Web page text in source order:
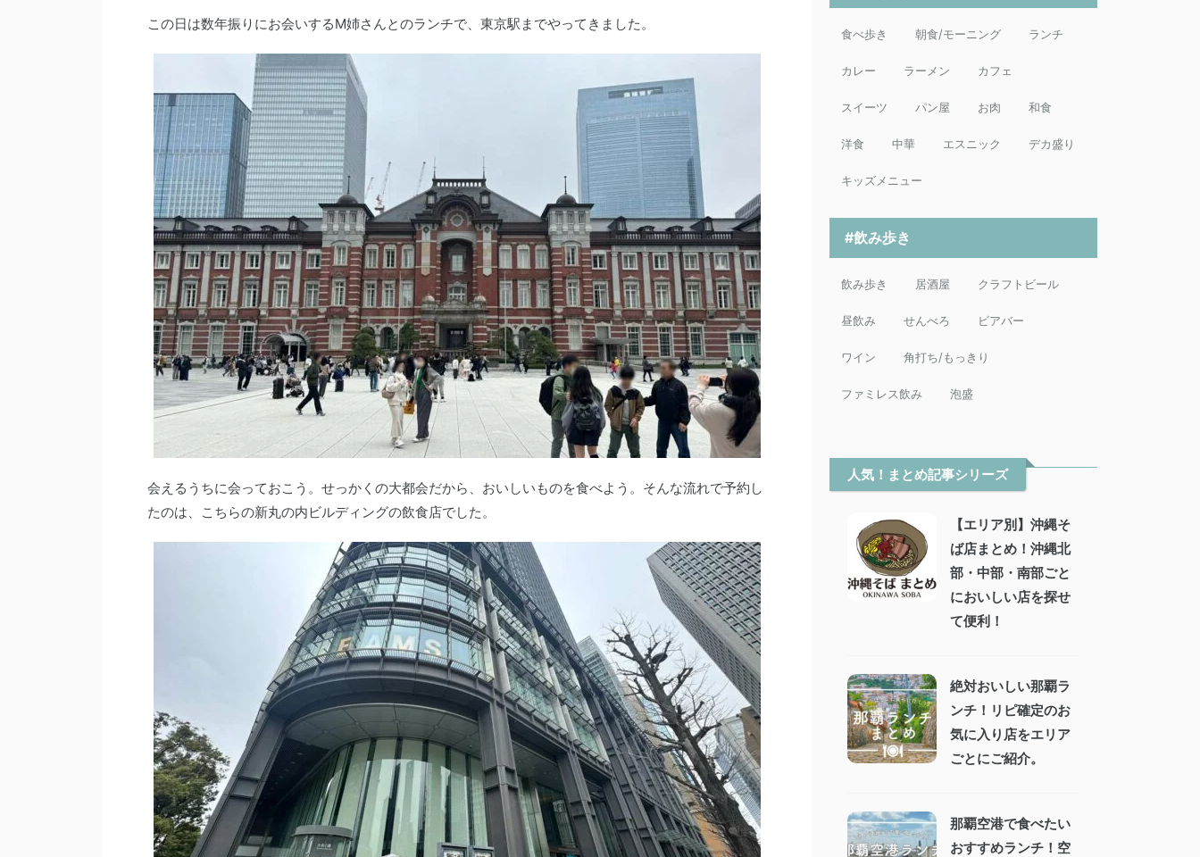
この日は数年振りにお会いするM姉さんとのランチで、東京駅までやってきました。
会えるうちに会っておこう。せっかくの大都会だから、おいしいものを食べよう。そんな流れで予約し
たのは、こちらの新丸の内ビルディングの飲食店でした。
食べ歩き 朝食/モーニング ランチ
カレー ラーメン カフェ
スイーツ パン屋 お肉 和食
洋食 中華 エスニック デカ盛り
キッズメニュー
#飲み歩き
飲み歩き 居酒屋 クラフトビール
昼飲み せんべろ ビアバー
ワイン 角打ち/もっきり
ファミレス飲み 泡盛
人気！まとめ記事シリーズ
【エリア別】沖縄そ
ば店まとめ！沖縄北
部・中部・南部ごと
においしい店を探せ
て便利！
絶対おいしい那覇ラ
ンチ！リピ確定のお
気に入り店をエリア
ごとにご紹介。
那覇空港で食べたい
おすすめランチ！空